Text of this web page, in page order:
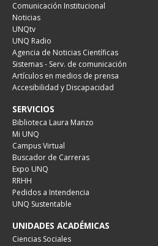
Comunicación Institucional
Noticias
UNQtv
UNQ Radio
Agencia de Noticias Científicas
Sistemas - Serv. de comunicación
Artículos en medios de prensa
Accesibilidad y Discapacidad
SERVICIOS
Biblioteca Laura Manzo
Mi UNQ
Campus Virtual
Buscador de Carreras
Expo UNQ
RRHH
Pedidos a Intendencia
UNQ Sustentable
UNIDADES ACADÉMICAS
Ciencias Sociales